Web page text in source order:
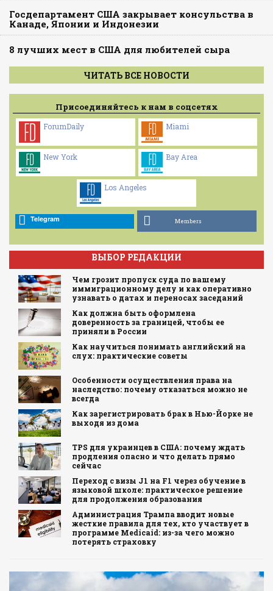
Госдепартамент США закрывает консульства в
Канаде, Японии и Индонезии
8 лучших мест в США для любителей сыра
ЧИТАТЬ ВСЕ НОВОСТИ
Присоединяйтесь к нам в соцсетях
ForumDaily Miami
New York Bay Area
Los Angeles
Telegram Members
ВЫБОР РЕДАКЦИИ
Чем грозит пропуск суда по вашему
иммиграционному делу и как оперативно
узнавать о датах и переносах заседаний
Как должна быть оформлена
доверенность за границей, чтобы ее
приняли в России
Как научиться понимать английский на
слух: практические советы
Особенности осуществления права на
наследство: почему отказаться можно не
всегда
Как зарегистрировать брак в Нью-Йорке не
выходя из дома
TPS для украинцев в США: почему ждать
продления опасно и что делать прямо
сейчас
Переход с визы J1 на F1 через обучение в
языковой школе: практическое решение
для продолжения образования
Администрация Трампа вводит новые
жесткие правила для тех, кто участвует в
программе Medicaid: из-за чего можно
потерять страховку